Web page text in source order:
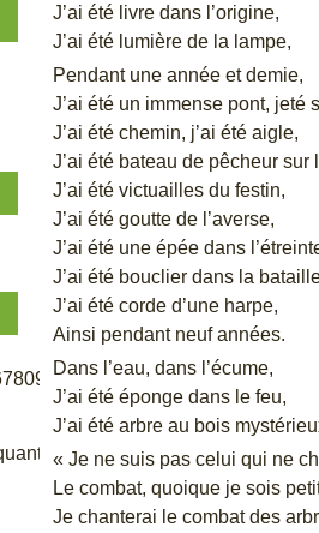
sur le lien de
J’ai été livre dans l’origine,
J’ai été lumière de la lampe,
Pendant une année et demie,
J’ai été un immense pont, jeté
J’ai été chemin, j’ai été aigle,
J’ai été bateau de pêcheur sur
J’ai été victuailles du festin,
J’ai été goutte de l’averse,
J’ai été une épée dans
J’ai été bouclier dans la
J’ai été corde d’une harpe,
Ainsi pendant neuf années.
Dans l’eau, dans l’écume,
J’ai été éponge dans le feu,
J’ai été arbre au bois
« Je ne suis pas celui qui ne
Le combat, quoique je sois
Je chanterai le combat des